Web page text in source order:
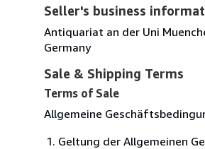
Seller's business
Antiquariat an der Uni
Germany
Sale & Shipping Terms
Terms of Sale
Allgemeine
Geltung der Allgemeinen